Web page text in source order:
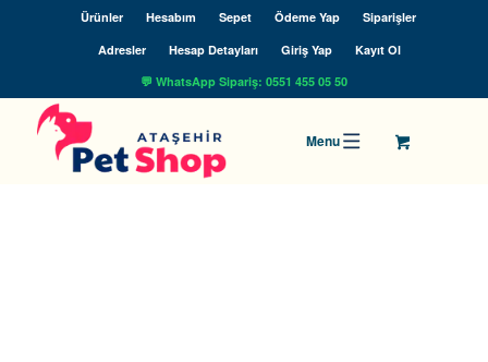
Ürünler Hesabım Sepet Ödeme Yap
Siparişler
Adresler
Hesap Detayları Giriş Yap
Kayıt Ol
💬 WhatsApp Sipariş: 0551 455 05 50